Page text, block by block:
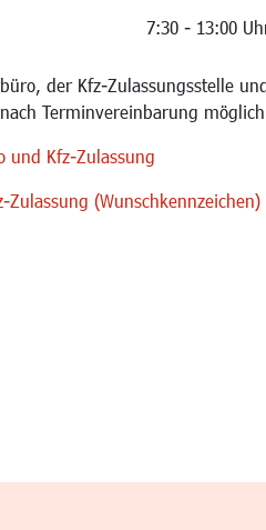
7:30 - 13:00
der Kfz-Zulassungsstelle
Terminvereinbarung
und Kfz-Zulassung
(Wunschkennzeichen)